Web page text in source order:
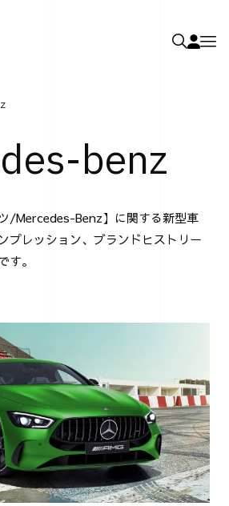
benz
/Mercedes-Benz】に関する新型車
プレッション、ブランドヒストリー
す。